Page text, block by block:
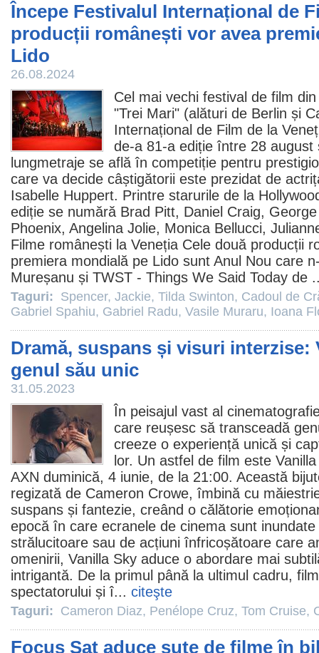
Începe Festivalul Internațional de
producții românești vor avea
Lido
26.08.2024
Cel mai vechi festival de film
"Trei Mari" (alături de Berlin și
Internațional de Film de la
de-a 81-a ediție între 28
lungmetraje se află în competiție pentru
care va decide câștigătorii este prezidat de
Isabelle Huppert. Printre starurile de la
ediție se numără Brad Pitt, Daniel Craig,
Phoenix, Angelina Jolie, Monica Bellucci,
Filme românești la Veneția Cele două producții
premiera mondială pe Lido sunt Anul Nou care
Mureșanu și TWST - Things We Said Today de
Taguri: Spencer, Jackie, Tilda Swinton, Cadoul de
Gabriel Spahiu, Gabriel Radu, Vasile Muraru, Ioana
Dramă, suspans și visuri interzise:
genul său unic
31.05.2023
În peisajul vast al
care reușesc să transceadă
creeze o experiență unică și
lor. Un astfel de film este
AXN duminică, 4 iunie, de la 21:00. Această
regizată de Cameron Crowe, îmbină cu
suspans și fantezie, creând o călătorie
epocă în care ecranele de cinema sunt
strălucitoare sau de acțiuni înfricoșătoare care
omenirii, Vanilla Sky aduce o abordare mai
intrigantă. De la primul până la ultimul cadru,
spectatorului și î... citeşte
Taguri: Cameron Diaz, Penélope Cruz, Tom Cruise,
Focus Sat aduce sute de filme în